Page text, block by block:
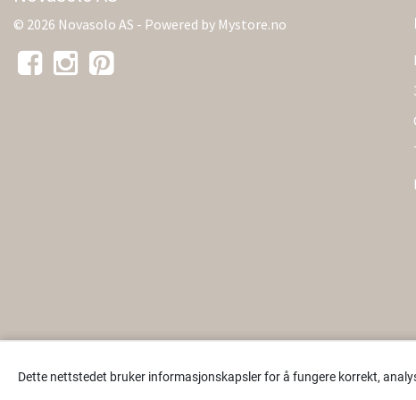
Dette nettstedet bruker informasjonskapsler for å fungere korrekt,
© 2026 Novasolo AS - Powered by Mystore.no